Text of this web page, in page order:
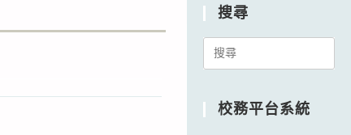
搜尋
Search
校務平台系統